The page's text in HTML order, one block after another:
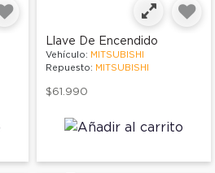
Llave De Encendido
Vehículo: MITSUBISHI
Repuesto: MITSUBISHI
$61.990